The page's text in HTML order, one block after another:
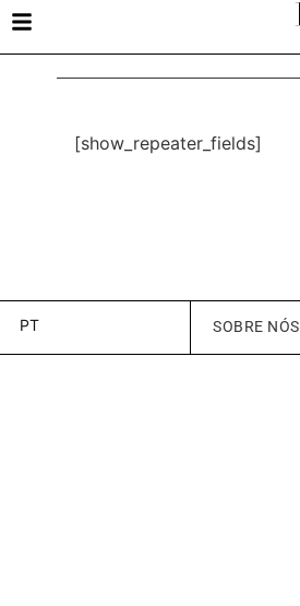
[show_repeater_fields]
PT SOBRE NÓS